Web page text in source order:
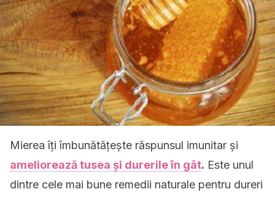
Mierea îți îmbunătățește răspunsul imunitar și
ameliorează tusea și durerile în gât. Este unul
dintre cele mai bune remedii naturale pentru dureri